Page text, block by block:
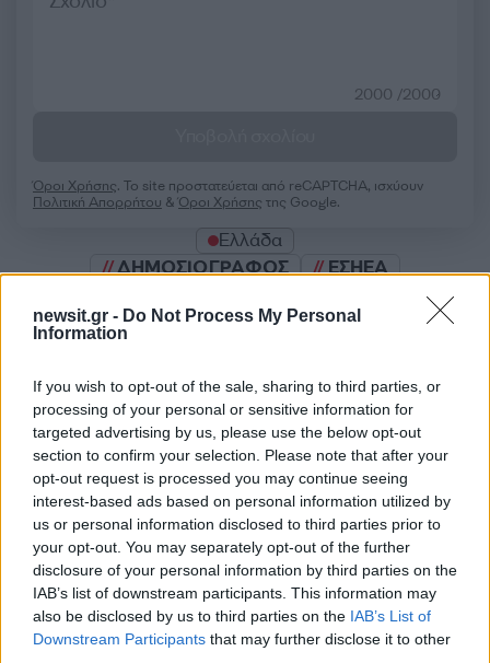
newsit.gr - Do Not Process My Personal
Information
If you wish to opt-out of the sale, sharing to third parties, or
processing of your personal or sensitive information for
targeted advertising by us, please use the below opt-out
section to confirm your selection. Please note that after your
opt-out request is processed you may continue seeing
interest-based ads based on personal information utilized by
us or personal information disclosed to third parties prior to
your opt-out. You may separately opt-out of the further
disclosure of your personal information by third parties on the
IAB’s list of downstream participants. This information may
also be disclosed by us to third parties on the IAB’s List of
Downstream Participants that may further disclose it to other
2000 /2000
Όροι Χρήσης. Το site προστατεύεται από reCAPTCHA, ισχύουν
Πολιτική Απορρήτου &Όροι Χρήσης της Google.
Ελλάδα
ΔΗΜΟΣΙΟΓΡΑΦΟΣ
ΕΣΗΕΑ
Share:
ενημερωθείτε πρώτοι για όλη την ειδησεογραφία και τα
τελευταία νέατης ημέρας
Πιο δημοφιλή
1 Συγκίνηση στο τελευταίο αντίο στον Λάκη
Χαλκιά: Με την «Φάμπρικα», λαούτο και
κλαρίνα αποχαιρέτησαν την εμβληματική
φωνή της μεταπολίτευσης